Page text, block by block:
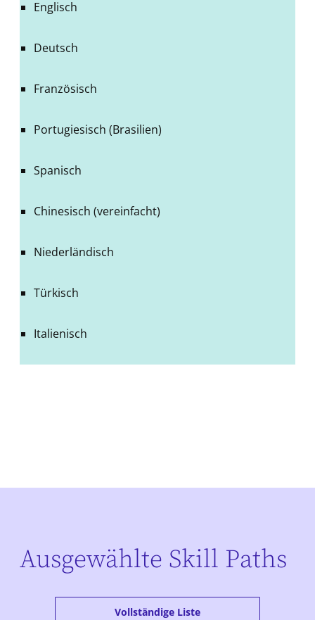
Englisch
Deutsch
Französisch
Portugiesisch (Brasilien)
Spanisch
Chinesisch (vereinfacht)
Niederländisch
Türkisch
Italienisch
Ausgewählte Skill Paths
Vollständige Liste